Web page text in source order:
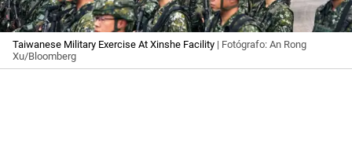
Taiwanese Military Exercise At Xinshe Facility | Fotógrafo: An Rong
Xu/Bloomberg